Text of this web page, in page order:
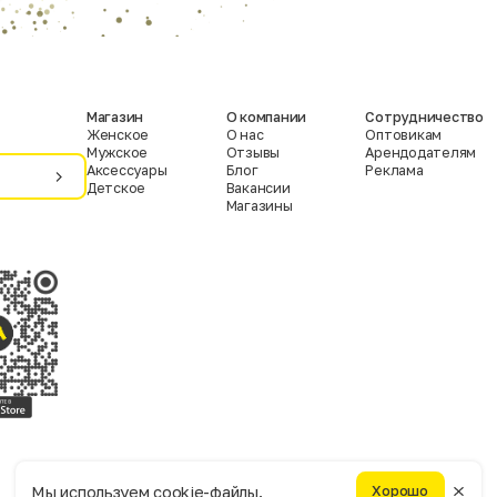
Мы используем cookie-файлы. Хорошо
Магазин
Женское
Мужское
Аксессуары
Детское
О компании
О нас
Отзывы
Блог
Вакансии
Магазины
Сотрудничество
Оптовикам
Арендодателям
Реклама